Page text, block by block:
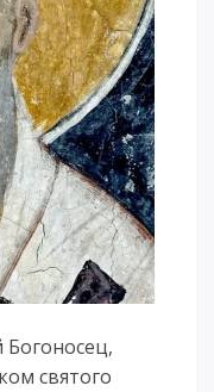
святого